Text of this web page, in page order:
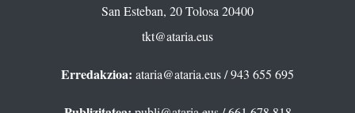
San Esteban, 20 Tolosa 20400
tkt@ataria.eus
Erredakzioa: ataria@ataria.eus/ 943 655 695